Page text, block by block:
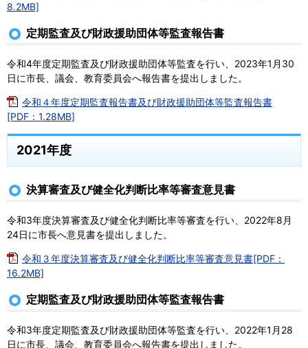
8.2MB]
定期監査及び財政援助団体等監査報告書
令和4年度定期監査及び財政援助団体等監査を行い、2023年1月30
日に市長、議会、教育委員会へ報告書を提出しました。
令和４年度定期監査報告書及び財政援助団体等監査報告書
[PDF：1.28MB]
2021年度
決算審査及び健全化判断比率等審査意見書
令和3年度決算審査及び健全化判断比率等審査を行い、2022年8月
24日に市長へ意見書を提出しました。
令和３年度決算審査及び健全化判断比率等審査意見書[PDF：
16.2MB]
定期監査及び財政援助団体等監査報告書
令和3年度定期監査及び財政援助団体等監査を行い、2022年1月28
日に市長、議会、教育委員会へ報告書を提出しました。